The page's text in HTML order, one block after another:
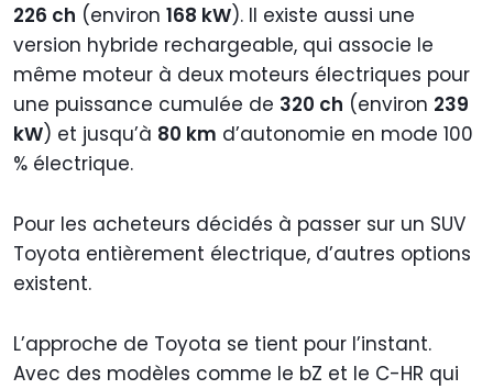
226 ch (environ 168 kW). Il existe aussi une
version hybride rechargeable, qui associe le
même moteur à deux moteurs électriques pour
une puissance cumulée de 320 ch (environ 239
kW) et jusqu’à 80 km d’autonomie en mode 100
% électrique.
Pour les acheteurs décidés à passer sur un SUV
Toyota entièrement électrique, d’autres options
existent.
L’approche de Toyota se tient pour l’instant.
Avec des modèles comme le bZ et le C-HR qui